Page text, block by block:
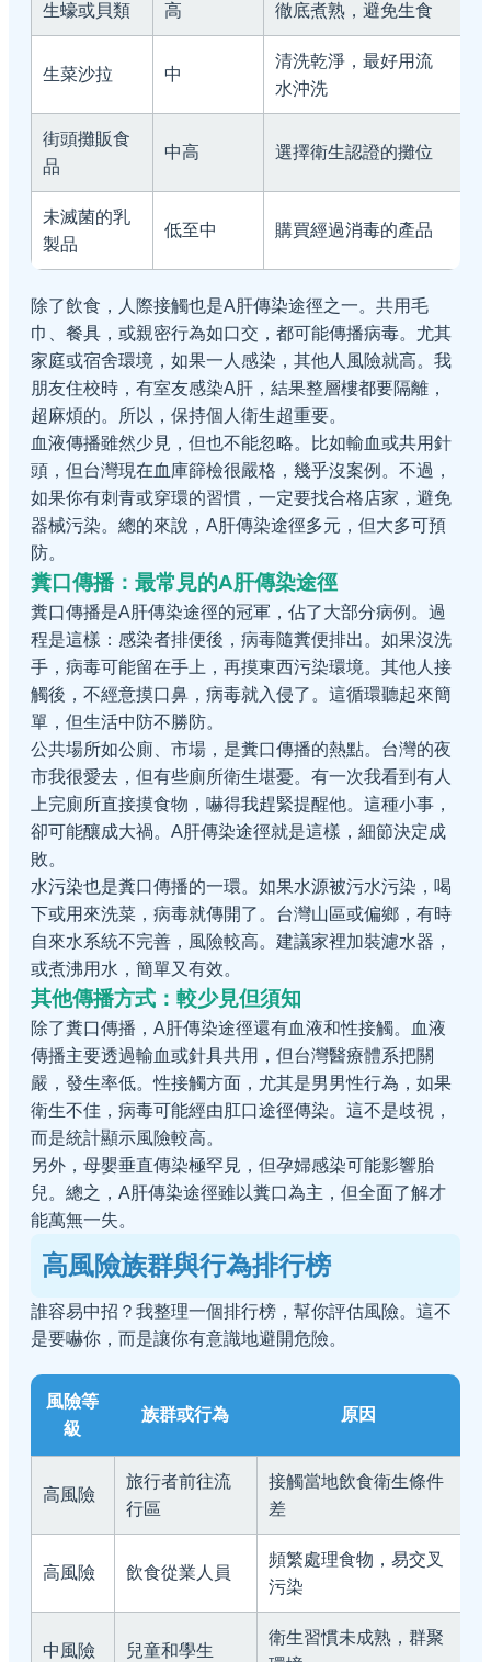
生蠔或貝類 高 徹底煮熟，避免生食
生菜沙拉 中
清洗乾淨，最好用流
水沖洗
街頭攤販食
品
中高 選擇衛生認證的攤位
未滅菌的乳
製品
低至中 購買經過消毒的產品
除了飲食，人際接觸也是A肝傳染途徑之一。共用毛
巾、餐具，或親密行為如口交，都可能傳播病毒。尤其
家庭或宿舍環境，如果一人感染，其他人風險就高。我
朋友住校時，有室友感染A肝，結果整層樓都要隔離，
超麻煩的。所以，保持個人衛生超重要。
血液傳播雖然少見，但也不能忽略。比如輸血或共用針
頭，但台灣現在血庫篩檢很嚴格，幾乎沒案例。不過，
如果你有刺青或穿環的習慣，一定要找合格店家，避免
器械污染。總的來說，A肝傳染途徑多元，但大多可預
防。
糞口傳播：最常見的A肝傳染途徑
糞口傳播是A肝傳染途徑的冠軍，佔了大部分病例。過
程是這樣：感染者排便後，病毒隨糞便排出。如果沒洗
手，病毒可能留在手上，再摸東西污染環境。其他人接
觸後，不經意摸口鼻，病毒就入侵了。這循環聽起來簡
單，但生活中防不勝防。
公共場所如公廁、市場，是糞口傳播的熱點。台灣的夜
市我很愛去，但有些廁所衛生堪憂。有一次我看到有人
上完廁所直接摸食物，嚇得我趕緊提醒他。這種小事，
卻可能釀成大禍。A肝傳染途徑就是這樣，細節決定成
敗。
水污染也是糞口傳播的一環。如果水源被污水污染，喝
下或用來洗菜，病毒就傳開了。台灣山區或偏鄉，有時
自來水系統不完善，風險較高。建議家裡加裝濾水器，
或煮沸用水，簡單又有效。
其他傳播方式：較少見但須知
除了糞口傳播，A肝傳染途徑還有血液和性接觸。血液
傳播主要透過輸血或針具共用，但台灣醫療體系把關
嚴，發生率低。性接觸方面，尤其是男男性行為，如果
衛生不佳，病毒可能經由肛口途徑傳染。這不是歧視，
而是統計顯示風險較高。
另外，母嬰垂直傳染極罕見，但孕婦感染可能影響胎
兒。總之，A肝傳染途徑雖以糞口為主，但全面了解才
能萬無一失。
高風險族群與行為排行榜
誰容易中招？我整理一個排行榜，幫你評估風險。這不
是要嚇你，而是讓你有意識地避開危險。
風險等
級
族群或行為 原因
高風險
旅行者前往流
行區
接觸當地飲食衛生條件
差
高風險 飲食從業人員
頻繁處理食物，易交叉
污染
中風險 兒童和學生
衛生習慣未成熟，群聚